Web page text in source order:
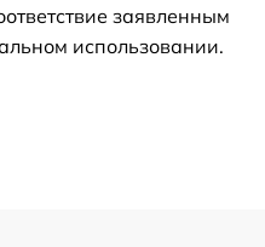
заявленным
использовании.